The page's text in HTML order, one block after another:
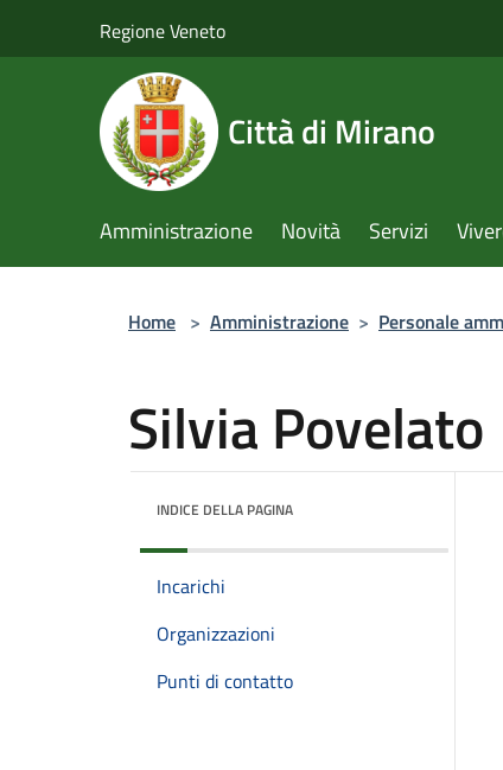
Regione Veneto
Città di Mirano
Amministrazione Novità Servizi
Home > Amministrazione > Personale
Silvia Povelato
INDICE DELLA PAGINA
Incarichi
Organizzazioni
Punti di contatto